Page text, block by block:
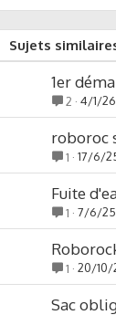
Sujets
1er
2 4/1/26
roboroc
1 17/6/
Fuite
1 7/6/25
1 20/10/
Sac